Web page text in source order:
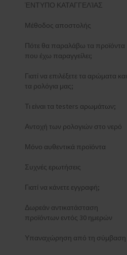
ΈΝΤΥΠΟ ΚΑΤΑΓΓΕΛΊΑΣ
Μέθοδος αποστολής
Πότε θα παραλάβω τα προϊόντα
που έχω παραγγείλει;
Γιατί να επιλέξετε τα αρώματα και
τα ρολόγια μας;
Τι είναι τα testers αρωμάτων;
Αντοχή των ρολογιών στο νερό
Μόνο αυθεντικά προϊόντα
Συχνές ερωτήσεις
Γιατί να κάνετε εγγραφή;
Δωρεάν αντικατάσταση
προϊόντων εντός 30 ημερών
Υπαναχώρηση από τη σύμβαση